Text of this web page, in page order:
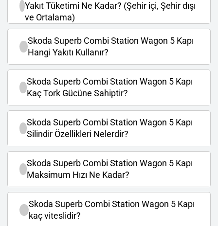
Yakıt Tüketimi Ne Kadar? (Şehir içi, Şehir dışı
ve Ortalama)
Skoda Superb Combi Station Wagon 5 Kapı
Hangi Yakıtı Kullanır?
Skoda Superb Combi Station Wagon 5 Kapı
Kaç Tork Gücüne Sahiptir?
Skoda Superb Combi Station Wagon 5 Kapı
Silindir Özellikleri Nelerdir?
Skoda Superb Combi Station Wagon 5 Kapı
Maksimum Hızı Ne Kadar?
Skoda Superb Combi Station Wagon 5 Kapı
kaç viteslidir?